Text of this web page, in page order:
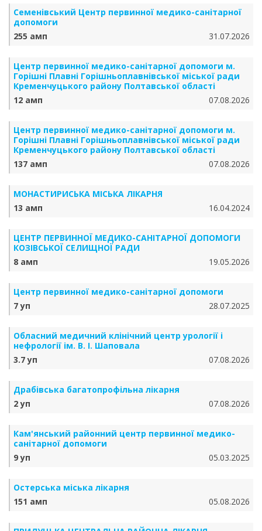
Семенівський Центр первинної медико-санітарної
допомоги
255 амп
31.07.2026
Центр первинної медико-санітарної допомоги м.
Горішні Плавні Горішньоплавнівської міської ради
Кременчуцького району Полтавської області
12 амп
07.08.2026
Центр первинної медико-санітарної допомоги м.
Горішні Плавні Горішньоплавнівської міської ради
Кременчуцького району Полтавської області
137 амп
07.08.2026
МОНАСТИРИСЬКА МІСЬКА ЛІКАРНЯ
13 амп
16.04.2024
ЦЕНТР ПЕРВИННОЇ МЕДИКО-САНІТАРНОЇ ДОПОМОГИ
КОЗІВСЬКОЇ СЕЛИЩНОЇ РАДИ
8 амп
19.05.2026
Центр первинної медико-санітарної допомоги
7 уп
28.07.2025
Обласний медичний клінічний центр урології і
нефрології ім. В. І. Шаповала
3.7 уп
07.08.2026
Драбівська багатопрофільна лікарня
2 уп
07.08.2026
Кам'янський районний центр первинної медико-
санітарної допомоги
9 уп
05.03.2025
Остерська міська лікарня
151 амп
05.08.2026